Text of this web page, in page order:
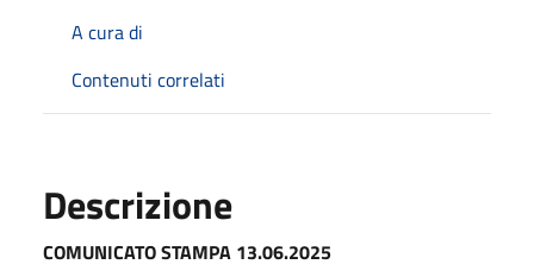
A cura di
Contenuti correlati
Descrizione
COMUNICATO STAMPA 13.06.2025